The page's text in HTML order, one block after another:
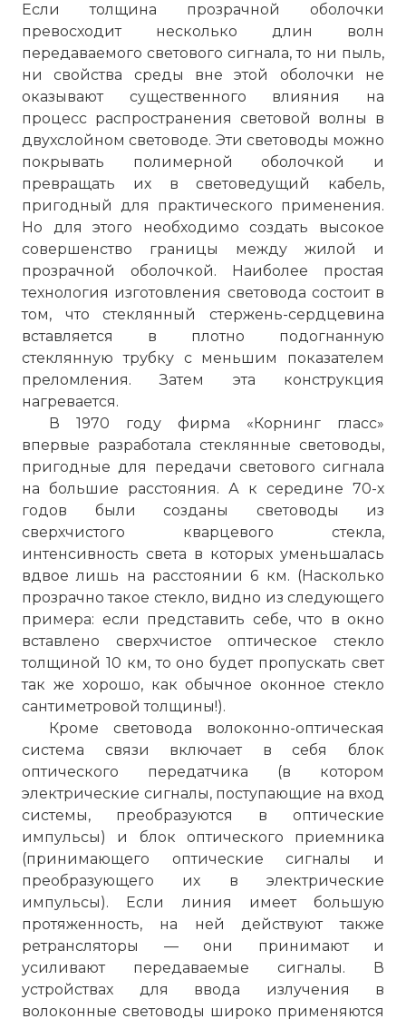
Если толщина прозрачной оболочки
превосходит несколько длин волн
передаваемого светового сигнала, то ни пыль,
ни свойства среды вне этой оболочки не
оказывают существенного влияния на
процесс распространения световой волны в
двухслойном световоде. Эти световоды можно
покрывать полимерной оболочкой и
превращать их в световедущий кабель,
пригодный для практического применения.
Но для этого необходимо создать высокое
совершенство границы между жилой и
прозрачной оболочкой. Наиболее простая
технология изготовления световода состоит в
том, что стеклянный стержень-сердцевина
вставляется в плотно подогнанную
стеклянную трубку с меньшим показателем
преломления. Затем эта конструкция
нагревается.
В 1970 году фирма «Корнинг гласс»
впервые разработала стеклянные световоды,
пригодные для передачи светового сигнала
на большие расстояния. А к середине 70-х
годов были созданы световоды из
сверхчистого кварцевого стекла,
интенсивность света в которых уменьшалась
вдвое лишь на расстоянии 6 км. (Насколько
прозрачно такое стекло, видно из следующего
примера: если представить себе, что в окно
вставлено сверхчистое оптическое стекло
толщиной 10 км, то оно будет пропускать свет
так же хорошо, как обычное оконное стекло
сантиметровой толщины!).
Кроме световода волоконно-оптическая
система связи включает в себя блок
оптического передатчика (в котором
электрические сигналы, поступающие на вход
системы, преобразуются в оптические
импульсы) и блок оптического приемника
(принимающего оптические сигналы и
преобразующего их в электрические
импульсы). Если линия имеет большую
протяженность, на ней действуют также
ретрансляторы — они принимают и
усиливают передаваемые сигналы. В
устройствах для ввода излучения в
волоконные световоды широко применяются
Уже сегодня доказана
экспериментально возможность
получения на одном чипе 40 каналов
WDM по 40 Гбит/с каждый. При этом пути
эволюции можно было бы установить
O/E/O регенераторы практически во всех
узлах сети, а необходимые
дополнительные затраты
компенсировать более эффективным
решением таких проблем, как
улучшение аккумуляции, правил
планирования сети, оптического
мониторинга и т.п.
В рамках этих направлений эволюции
уже подготовлены некоторые
рекомендации ITU-T, другие же
находятся в стадии разработки. В
качестве уже подготовленных можно
указать рекомендацию G.656 для
волокна с ненулевой дисперсией для
широкополосного оптического
транспорта, расширение рекомендации
G.959.1, куда включены системы 40 Мбит/
с, и рекомендацию G.680, разрешающую
операторам использовать OADMs и PXCs
разных производителей и
интегрировать их в полностью
оптическую сеть AON без добавления
дорогих O/E/O преобразований.
Фото статьи: